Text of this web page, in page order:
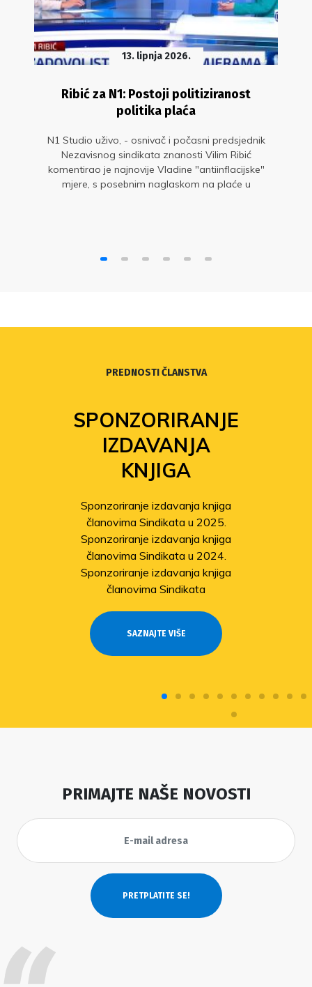
13. lipnja 2026.
Ribić za N1: Postoji politiziranost
politika plaća
N1 Studio uživo, - osnivač i počasni predsjednik
Nezavisnog sindikata znanosti Vilim Ribić
komentirao je najnovije Vladine "antiinflacijske"
mjere, s posebnim naglaskom na plaće u
PREDNOSTI ČLANSTVA
SPONZORIRANJE
IZDAVANJA
KNJIGA
Sponzoriranje izdavanja knjiga
članovima Sindikata u 2025.
Sponzoriranje izdavanja knjiga
članovima Sindikata u 2024.
Sponzoriranje izdavanja knjiga
članovima Sindikata
SAZNAJTE VIŠE
PRIMAJTE NAŠE NOVOSTI